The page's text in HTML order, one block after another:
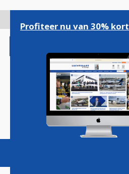
gaan
Magazine Podcasts
Profiteer nu van 30%